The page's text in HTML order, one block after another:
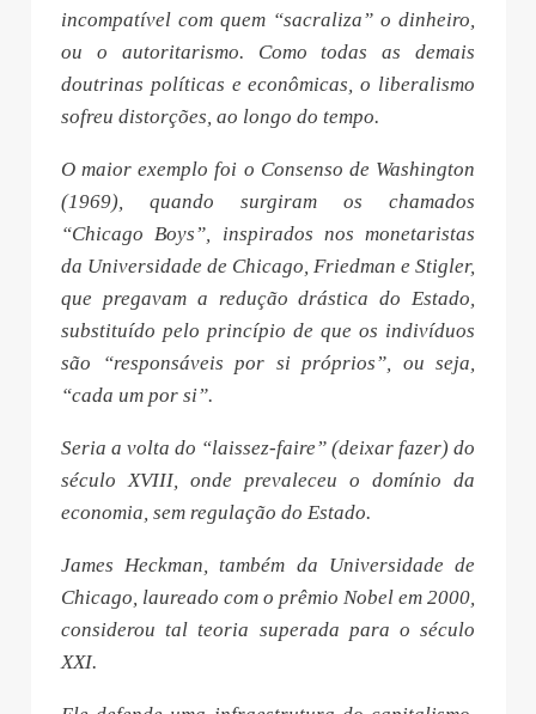
incompatível com quem “sacraliza” o dinheiro,
ou o autoritarismo. Como todas as demais
doutrinas políticas e econômicas, o liberalismo
sofreu distorções, ao longo do tempo.
O maior exemplo foi o Consenso de Washington
(1969), quando surgiram os chamados
“Chicago Boys”, inspirados nos monetaristas
da Universidade de Chicago, Friedman e Stigler,
que pregavam a redução drástica do Estado,
substituído pelo princípio de que os indivíduos
são “responsáveis por si próprios”, ou seja,
“cada um por si”.
Seria a volta do “laissez-faire” (deixar fazer) do
século XVIII, onde prevaleceu o domínio da
economia, sem regulação do Estado.
James Heckman, também da Universidade de
Chicago, laureado com o prêmio Nobel em 2000,
considerou tal teoria superada para o século
XXI.